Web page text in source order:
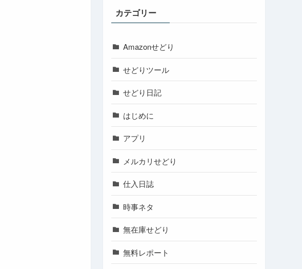
カテゴリー
Amazonせどり
せどりツール
せどり日記
はじめに
アプリ
メルカリせどり
仕入日誌
時事ネタ
無在庫せどり
無料レポート